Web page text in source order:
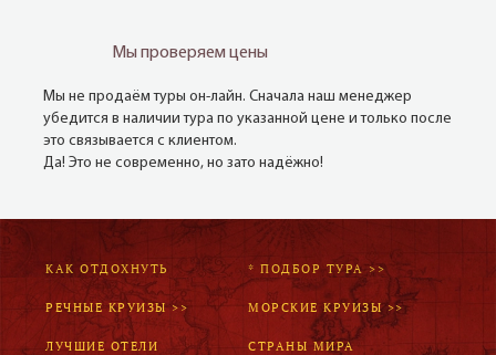
Мы проверяем цены
Мы не продаём туры он-лайн. Сначала наш менеджер
убедится в наличии тура по указанной цене и только после
это связывается с клиентом.
Да! Это не современно, но зато надёжно!
КАК ОТДОХНУТЬ * ПОДБОР ТУРА >>
РЕЧНЫЕ КРУИЗЫ >> МОРСКИЕ КРУИЗЫ >>
ЛУЧШИЕ ОТЕЛИ СТРАНЫ МИРА